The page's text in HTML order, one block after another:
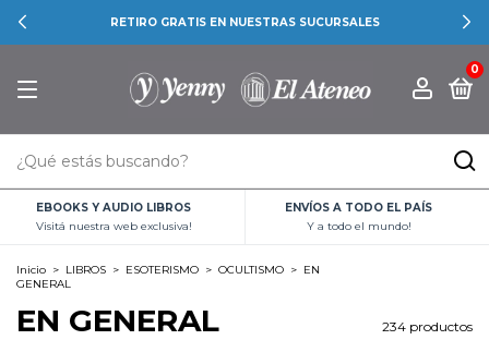
RETIRO GRATIS EN NUESTRAS SUCURSALES
0
EBOOKS Y AUDIO LIBROS
Visitá nuestra web exclusiva!
ENVÍOS A TODO EL PAÍS
Y a todo el mundo!
Inicio > LIBROS > ESOTERISMO > OCULTISMO > EN
GENERAL
EN GENERAL 234 productos